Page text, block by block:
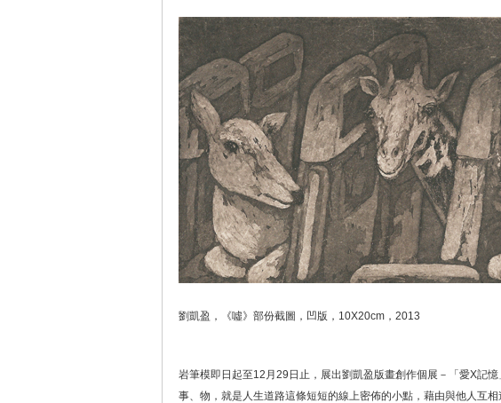
劉凱盈，《噓》部份截圖，凹版，10X20cm，2013
岩筆模即日起至12月29日止，展出劉凱盈版畫創作個展－「愛X記
事、物，就是人生道路這條短短的線上密佈的小點，藉由與他人互